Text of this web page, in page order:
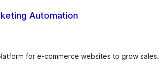
Automation
for e-commerce websites to grow sales.